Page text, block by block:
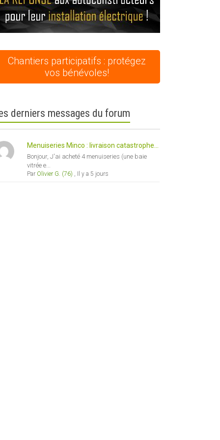
Chantiers participatifs : protégez
vos bénévoles!
derniers messages du forum
Menuiseries Minco : livraison catastrophe...
Bonjour, J'ai acheté 4 menuiseries (une baie
vitrée e...
Par Olivier G. (76) Il y a 5 jours